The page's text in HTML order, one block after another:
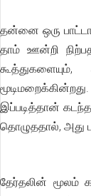
தன்னை ஒரு
தாம் ஊன்றி
இப்படித்தான்
தொழுததால், அது
தேர்தலின் மூலம்